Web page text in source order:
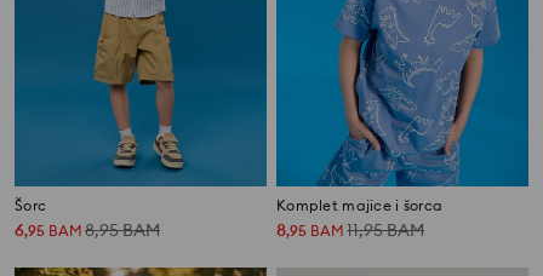
Šorc
6,95 BAM 8,95BAM
Komplet majice i šorca
8,95 BAM 11,95BAM